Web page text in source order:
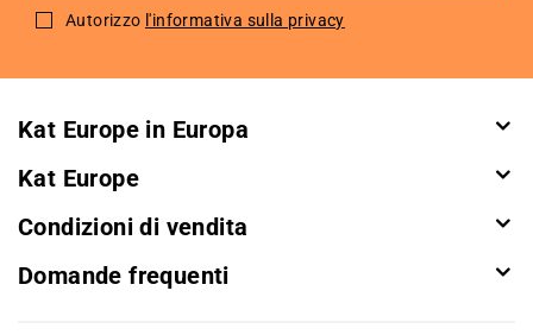
for
Autorizzo l'informativa sulla privacy
Kat Europe in Europa
Kat Europe
Condizioni di vendita
Domande frequenti